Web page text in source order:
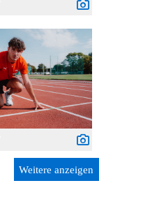
Weitere anzeigen